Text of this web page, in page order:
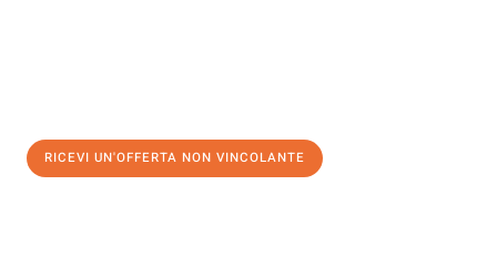
RICEVI UN'OFFERTA NON VINCOLANTE